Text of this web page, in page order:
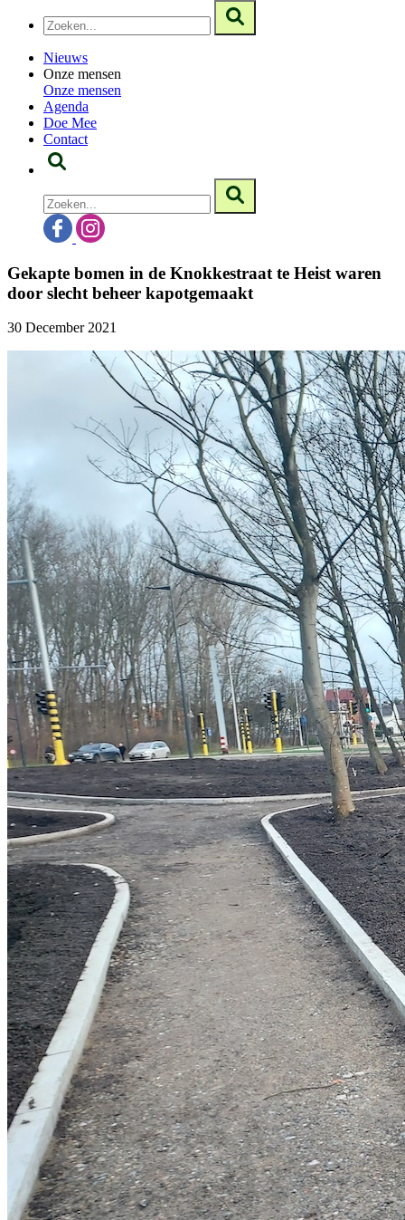
Nieuws
Onze mensen
Onze mensen
Agenda
Doe Mee
Contact
Gekapte bomen in de Knokkestraat te Heist waren
door slecht beheer kapotgemaakt
30 December 2021